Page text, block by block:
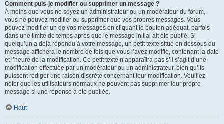
Comment puis-je modifier ou supprimer un message ?
À moins que vous ne soyez un administrateur ou un modérateur du forum,
vous ne pouvez modifier ou supprimer que vos propres messages. Vous
pouvez modifier un de vos messages en cliquant le bouton adéquat, parfois
dans une limite de temps après que le message initial ait été publié. Si
quelqu’un a déjà répondu à votre message, un petit texte situé en dessous du
message affichera le nombre de fois que vous l’avez modifié, contenant la date
et l’heure de la modification. Ce petit texte n’apparaîtra pas s’il s’agit d’une
modification effectuée par un modérateur ou un administrateur, bien qu’ils
puissent rédiger une raison discrète concernant leur modification. Veuillez
noter que les utilisateurs normaux ne peuvent pas supprimer leur propre
message si une réponse a été publiée.
Haut